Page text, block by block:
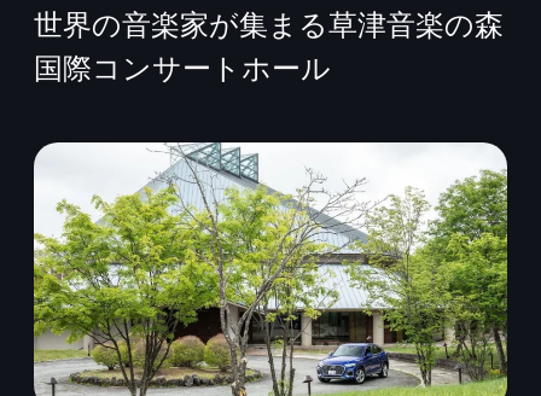
世界の音楽家が集まる草津音楽の森
国際コンサートホール